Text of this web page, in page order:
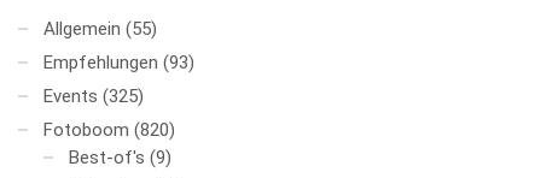
Allgemein (55)
Empfehlungen (93)
Events (325)
Fotoboom (820)
Best-of's (9)